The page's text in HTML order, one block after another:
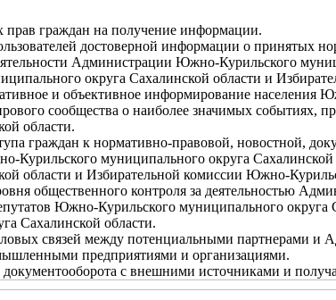
прав граждан на получение информации.
достоверной информации о принятых
Администрации Южно-Курильского
округа Сахалинской области и
и объективное информирование населения
сообщества о наиболее значимых событиях,
области.
граждан к нормативно-правовой, новостной,
Курильского муниципального округа
области и Избирательной комиссии Южно-
общественного контроля за деятельностью
Южно-Курильского муниципального
Сахалинской области.
связей между потенциальными партнерами
предприятиями и организациями.
с внешними источниками и